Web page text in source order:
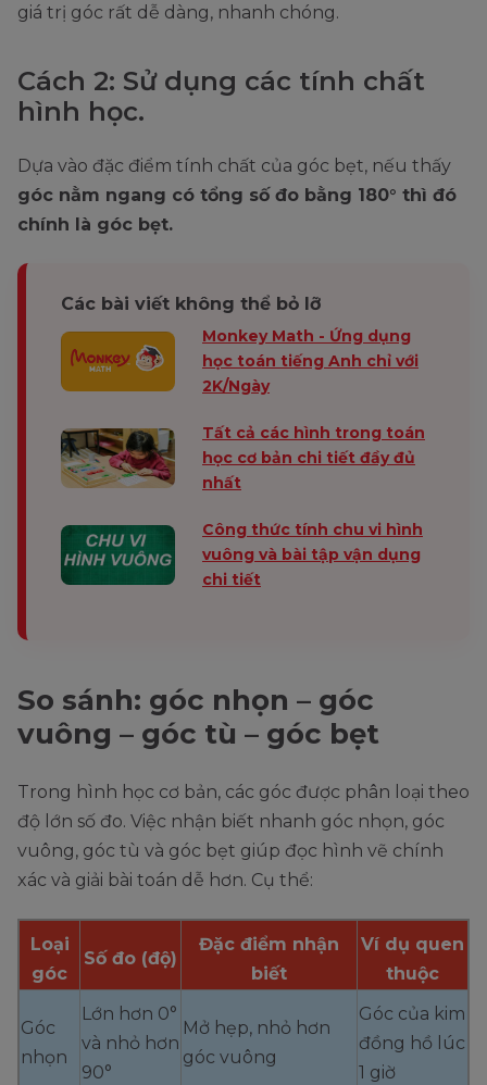
giá trị góc rất dễ dàng, nhanh chóng.
Cách 2: Sử dụng các tính chất
hình học.
Dựa vào đặc điểm tính chất của góc bẹt, nếu thấy
góc nằm ngang có tổng số đo bằng 180° thì đó
chính là góc bẹt.
Các bài viết không thể bỏ lỡ
Monkey Math - Ứng dụng
học toán tiếng Anh chỉ với
2K/Ngày
Tất cả các hình trong toán
học cơ bản chi tiết đầy đủ
nhất
Công thức tính chu vi hình
vuông và bài tập vận dụng
chi tiết
So sánh: góc nhọn – góc
vuông – góc tù – góc bẹt
Trong hình học cơ bản, các góc được phân loại theo
độ lớn số đo. Việc nhận biết nhanh góc nhọn, góc
vuông, góc tù và góc bẹt giúp đọc hình vẽ chính
xác và giải bài toán dễ hơn. Cụ thể:
Loại
góc
Số đo (độ)
Đặc điểm nhận
biết
Ví dụ quen
thuộc
Góc
nhọn
Lớn hơn 0°
và nhỏ hơn
90°
Mở hẹp, nhỏ hơn
góc vuông
Góc của kim
đồng hồ lúc
1 giờ